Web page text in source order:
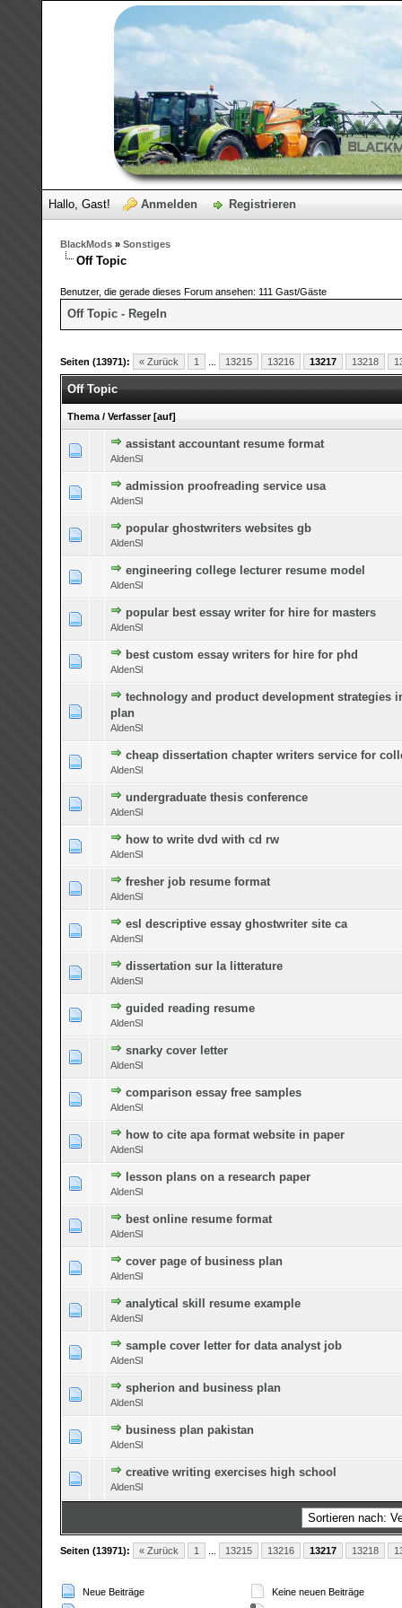
Hallo, Gast! Anmelden Registrieren
BlackMods» Sonstiges
Off Topic
Benutzer, die gerade dieses Forum ansehen: 111 Gast/Gäste
Off Topic - Regeln
Seiten (13971): « Zurück 1 13215 13216 13217 13218
Off Topic
Thema / Verfasser [auf]
assistant accountant resume format
AldenSl
0 Bewertung(en) - 0 von 5 durchschnittlich
123 45
admission proofreading service usa
AldenSl
0 Bewertung(en) - 0 von 5 durchschnittlich
12345
popular ghostwriters websites gb
AldenSl
0 Bewertung(en) - 0 von 5 durchschnittlich
12 345
engineering college lecturer resume model
AldenSl
0 Bewertung(en) - 0 von 5 durchschnittlich
12345
popular best essay writer for hire for masters
AldenSl
0 Bewertung(en) - 0 von 5 durchschnittlich
12 345
best custom essay writers for hire for phd
AldenSl
0 Bewertung(en) - 0 von 5 durchschnittlich
12345
technology and product development strategies
plan
AldenSl
0 Bewertung(en) - 0 von 5 durchschnittlich
cheap dissertation chapter writers service for
AldenSl
0 Bewertung(en) - 0 von 5 durchschnittlich
1 2345
undergraduate thesis conference
AldenSl
0 Bewertung(en) - 0 von 5 durchschnittlich
12345
how to write dvd with cd rw
AldenSl
0 Bewertung(en) - 0 von 5 durchschnittlich
12345
fresher job resume format
AldenSl
0 Bewertung(en) - 0 von 5 durchschnittlich
12345
esl descriptive essay ghostwriter site ca
AldenSl
0 Bewertung(en) - 0 von 5 durchschnittlich
123 45
dissertation sur la litterature
AldenSl
0 Bewertung(en) - 0 von 5 durchschnittlich
12345
guided reading resume
AldenSl
0 Bewertung(en) - 0 von 5 durchschnittlich
12 345
snarky cover letter
AldenSl
0 Bewertung(en) - 0 von 5 durchschnittlich
1 2345
comparison essay free samples
AldenSl
0 Bewertung(en) - 0 von 5 durchschnittlich
12 345
how to cite apa format website in paper
AldenSl
0 Bewertung(en) - 0 von 5 durchschnittlich
12345
lesson plans on a research paper
AldenSl
0 Bewertung(en) - 0 von 5 durchschnittlich
12345
best online resume format
AldenSl
0 Bewertung(en) - 0 von 5 durchschnittlich
12345
cover page of business plan
AldenSl
0 Bewertung(en) - 0 von 5 durchschnittlich
12345
analytical skill resume example
AldenSl
0 Bewertung(en) - 0 von 5 durchschnittlich
12345
sample cover letter for data analyst job
AldenSl
0 Bewertung(en) - 0 von 5 durchschnittlich
12 345
spherion and business plan
AldenSl
0 Bewertung(en) - 0 von 5 durchschnittlich
123 45
business plan pakistan
AldenSl
0 Bewertung(en) - 0 von 5 durchschnittlich
123 45
creative writing exercises high school
AldenSl
0 Bewertung(en) - 0 von 5 durchschnittlich
12 345
Seiten (13971): « Zurück 1 13215 13216 13217 13218
Neue Beiträge
Keine neuen Beiträge